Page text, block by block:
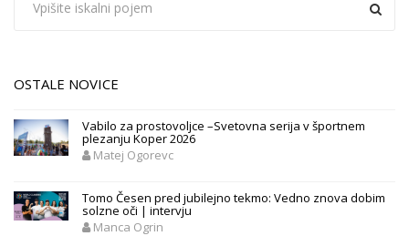
OSTALE NOVICE
Vabilo za prostovoljce –Svetovna serija v športnem
plezanju Koper 2026
Matej Ogorevc
Tomo Česen pred jubilejno tekmo: Vedno znova dobim
solzne oči | intervju
Manca Ogrin